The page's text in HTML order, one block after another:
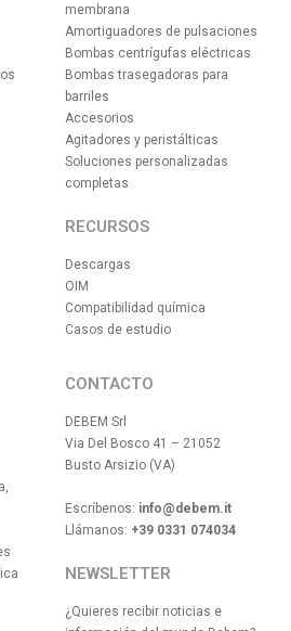
membrana
Amortiguadores de pulsaciones
Bombas centrígufas eléctricas
Bombas trasegadoras para
barriles
Accesorios
Agitadores y peristálticas
Soluciones personalizadas
completas
RECURSOS
Descargas
OIM
Compatibilidad química
Casos de estudio
CONTACTO
DEBEM Srl
Via Del Bosco 41 – 21052
Busto Arsizio (VA)
Escríbenos: info@debem.it
Llámanos: +39 0331 074034
NEWSLETTER
¿Quieres recibir noticias e